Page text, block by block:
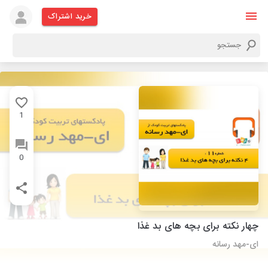
خرید اشتراک
1
0
چهار نکته برای بچه های بد غذا
ای-مهد رسانه